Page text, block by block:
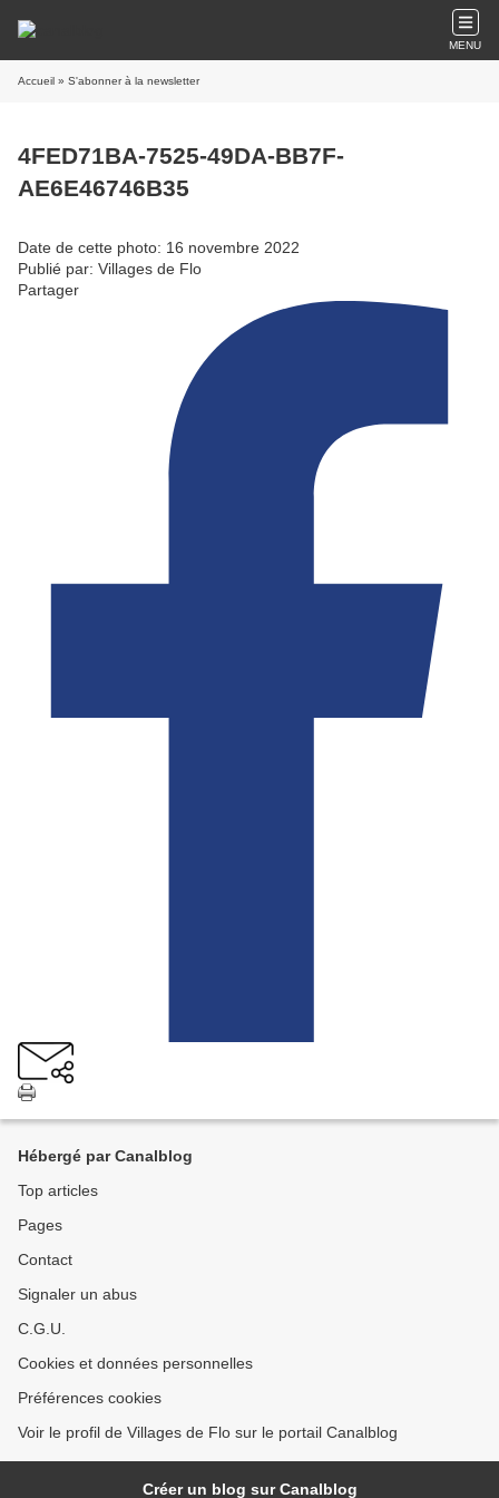
MENU
Accueil » S'abonner à la newsletter
4FED71BA-7525-49DA-BB7F-
AE6E46746B35
Date de cette photo: 16 novembre 2022
Publié par: Villages de Flo
Partager
Hébergé par Canalblog
Top articles
Pages
Contact
Signaler un abus
C.G.U.
Cookies et données personnelles
Préférences cookies
Voir le profil de Villages de Flo sur le portail Canalblog
Créer un blog sur Canalblog